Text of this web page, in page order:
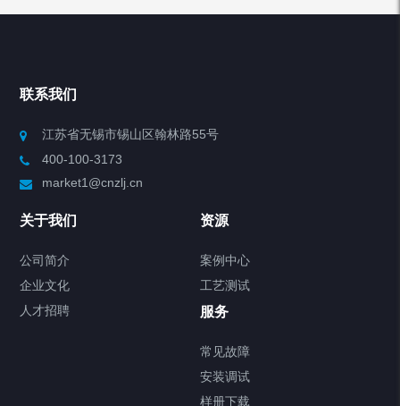
产品分类
制冷加热动态控温系统
Chiller气体控温系统
联系我们
江苏省无锡市锡山区翰林路55号
400-100-3173
market1@cnzlj.cn
关于我们
公司简介
企业文化
人才招聘
资源
案例中心
工艺测试
服务
常见故障
安装调试
样册下载